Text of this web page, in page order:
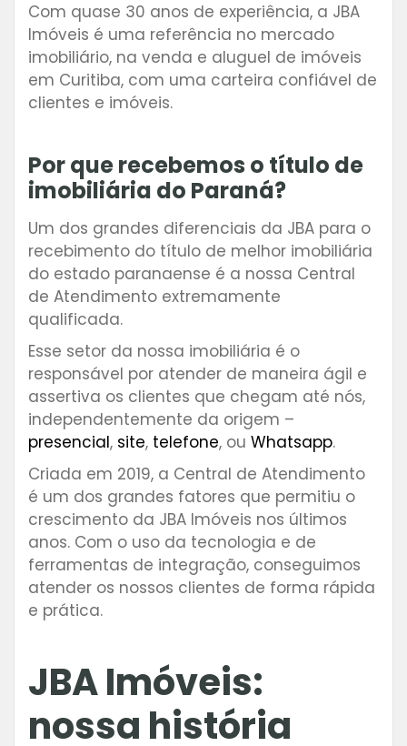
Com quase 30 anos de experiência, a JBA
Imóveis é uma referência no mercado
imobiliário, na venda e aluguel de imóveis
em Curitiba, com uma carteira confiável de
clientes e imóveis.
Por que recebemos o título de
imobiliária do Paraná?
Um dos grandes diferenciais da JBA para o
recebimento do título de melhor imobiliária
do estado paranaense é a nossa Central
de Atendimento extremamente
qualificada.
Esse setor da nossa imobiliária é o
responsável por atender de maneira ágil e
assertiva os clientes que chegam até nós,
independentemente da origem –
presencial, site, telefone, ou Whatsapp.
Criada em 2019, a Central de Atendimento
é um dos grandes fatores que permitiu o
crescimento da JBA Imóveis nos últimos
anos. Com o uso da tecnologia e de
ferramentas de integração, conseguimos
atender os nossos clientes de forma rápida
e prática.
JBA Imóveis:
nossa história